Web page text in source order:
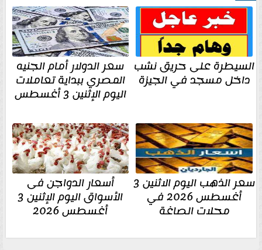
السيطرة على حريق نشب
داخل مسجد في الجيزة
سعر الدولار أمام الجنيه
المصري ببداية تعاملات
اليوم الإثنين 3 أغسطس
سعر الذهب اليوم الاثنين 3
أغسطس 2026 في
محلات الصاغة
أسعار الدواجن فى
الأسواق اليوم الإثنين 3
أغسطس 2026